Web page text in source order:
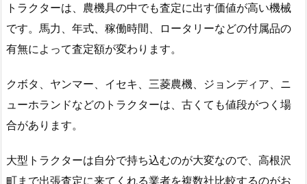
トラクターは、農機具の中でも査定に出す価値が高い機械
です。馬力、年式、稼働時間、ロータリーなどの付属品の
有無によって査定額が変わります。
クボタ、ヤンマー、イセキ、三菱農機、ジョンディア、ニ
ューホランドなどのトラクターは、古くても値段がつく場
合があります。
大型トラクターは自分で持ち込むのが大変なので、高根沢
町まで出張査定に来てくれる業者を複数社比較するのがお